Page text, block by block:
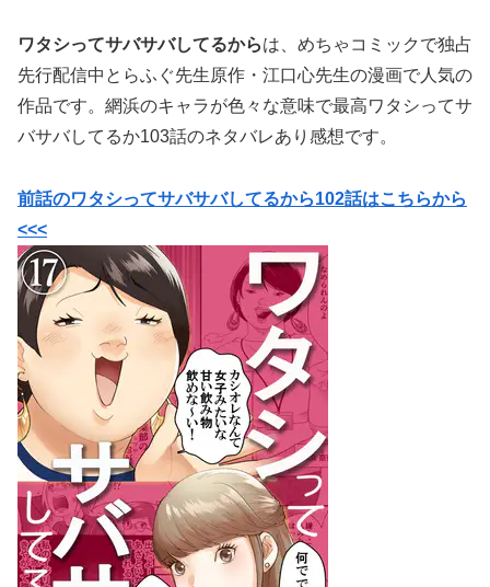
ワタシってサバサバしてるからは、めちゃコミックで独占
先行配信中 とらふぐ先生原作・ 江口心先生の漫画で 人気の
作品です。網浜のキャラが色々な意味で最高ワタシってサ
バサバしてるか103話のネタバレあり感想です。
前話のワタシってサバサバしてるから102話はこちらから
<<<